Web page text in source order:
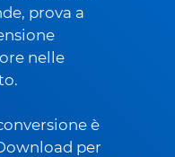
prova a
nelle
è
per